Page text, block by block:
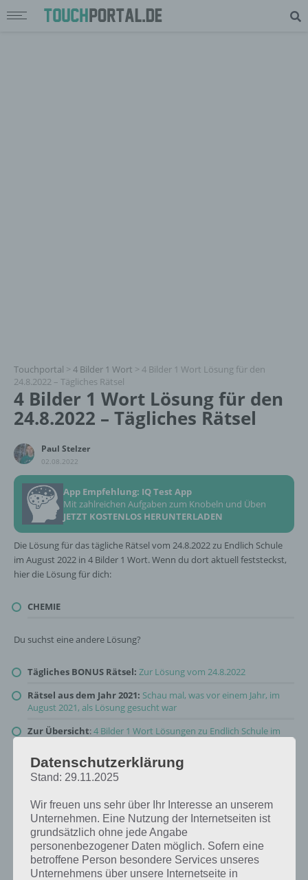
Touchportal > 4 Bilder 1 Wort > 4 Bilder 1 Wort Lösung für den
24.8.2022 – Tägliches Rätsel
4 Bilder 1 Wort Lösung für den
24.8.2022 – Tägliches Rätsel
Paul Stelzer
02.08.2022
App Empfehlung: IQ Test App
Mit zahlreichen Aufgaben zum Knobeln und Üben
JETZT KOSTENLOS HERUNTERLADEN
Die Lösung für das tägliche Rätsel vom 24.8.2022 zu Endlich Schule
im August 2022 in 4 Bilder 1 Wort. Wenn du dort aktuell feststeckst,
hier die Lösung für dich:
CHEMIE
Du suchst eine andere Lösung?
Tägliches BONUS Rätsel: Zur Lösung vom 24.8.2022
Rätsel aus dem Jahr 2021: Schau mal, was vor einem Jahr, im
August 2021, als Lösung gesucht war
Zur Übersicht:4 Bilder 1 Wort Lösungen zu Endlich Schule im
Datenschutzerklärung
Stand: 29.11.2025
Wir freuen uns sehr über Ihr Interesse an unserem
Unternehmen. Eine Nutzung der Internetseiten ist
grundsätzlich ohne jede Angabe
personenbezogener Daten möglich. Sofern eine
betroffene Person besondere Services unseres
Unternehmens über unsere Internetseite in